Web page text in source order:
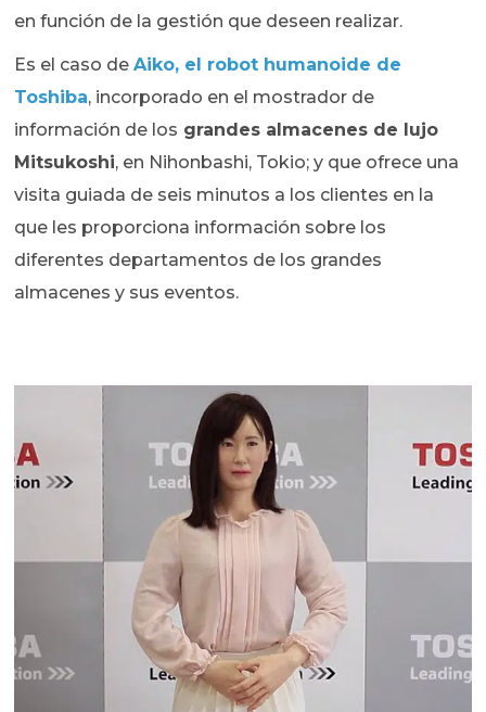
en función de la gestión que deseen realizar.
Es el caso deAiko, el robot humanoide de
Toshiba, incorporado en el mostrador de
información de los grandes almacenes de lujo
Mitsukoshi, en Nihonbashi, Tokio; y que ofrece una
visita guiada de seis minutos a los clientes en la
que les proporciona información sobre los
diferentes departamentos de los grandes
almacenes y sus eventos.